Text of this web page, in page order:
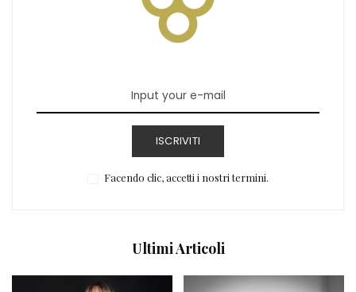
ISCRIVITI
Facendo clic, accetti i nostri termini.
Ultimi Articoli